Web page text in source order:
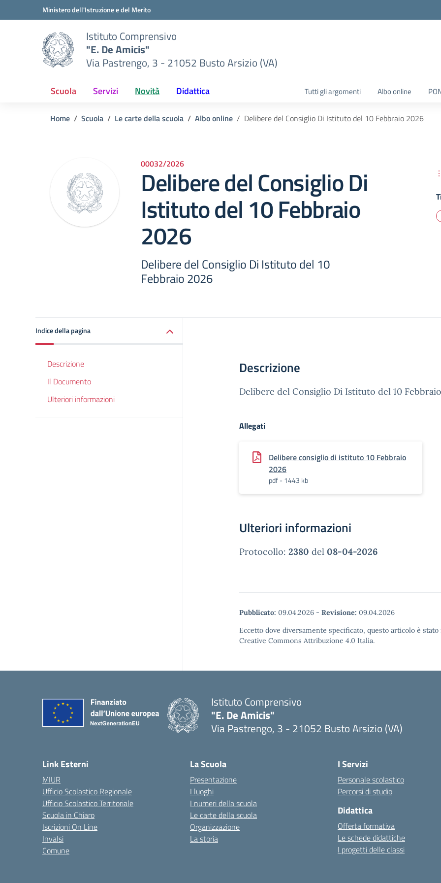
Vai ai contenuti
Vai al menu di navigazioneMinistero dell'Istruzione e del Merito
Istituto Comprensivo
"E. De Amicis"
Via Pastrengo, 3 - 21052 Busto Arsizio (VA)
Scuola Servizi Novità Didattica Tutti gli argomenti Albo online
Home Scuola Le carte della scuola Albo online Delibere del Consiglio Di Istituto del 10 Febbraio 2026
00032/2026
Delibere del Consiglio Di
Istituto del 10 Febbraio
2026
Delibere del Consiglio Di Istituto del 10
Febbraio 2026
Indice della pagina
Descrizione
Il Documento
Ulteriori informazioni
Descrizione
Delibere del Consiglio Di Istituto del 10
Allegati
Delibere consiglio di istituto 10 Febbraio
2026
pdf - 1443 kb
Ulteriori informazioni
Protocollo: 2380 del 08-04-2026
Pubblicato: 09.04.2026 - Revisione: 09.04.2026
Eccetto dove diversamente specificato, questo articolo è
Creative Commons Attribuzione 4.0 Italia.
Istituto Comprensivo
"E. De Amicis"
Via Pastrengo, 3 - 21052 Busto Arsizio (VA)
Link Esterni
MIUR
Ufficio Scolastico Regionale
Ufficio Scolastico Territoriale
Scuola in Chiaro
Iscrizioni On Line
Invalsi
Comune
La Scuola
Presentazione
I luoghi
I numeri della scuola
Le carte della scuola
Organizzazione
La storia
I Servizi
Personale scolastico
Percorsi di studio
Didattica
Offerta formativa
Le schede didattiche
I progetti delle classi